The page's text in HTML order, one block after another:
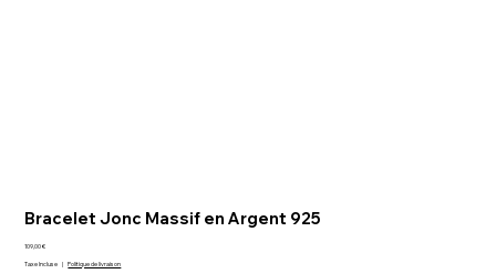
Bracelet Jonc Massif en Argent 925
Prix
109,00 €
Taxe Incluse | Politique de livraison